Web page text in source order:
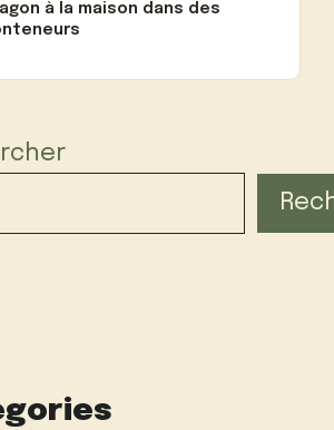
à la maison dans des